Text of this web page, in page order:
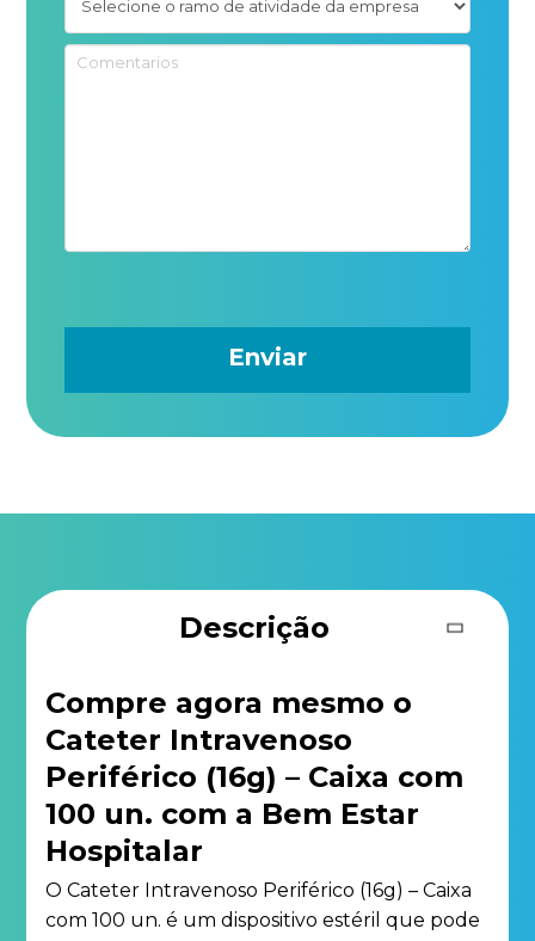
Descrição
Compre agora mesmo o
Cateter Intravenoso
Periférico (16g) – Caixa com
100 un. com a Bem Estar
Hospitalar
O Cateter Intravenoso Periférico (16g) – Caixa
com 100 un. é um dispositivo estéril que pode